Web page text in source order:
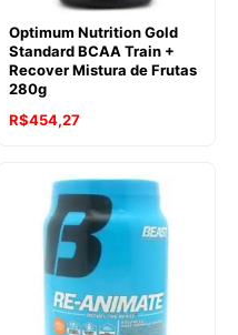
Optimum Nutrition Gold
Standard BCAA Train +
Recover Mistura de Frutas
280g
R$454,27